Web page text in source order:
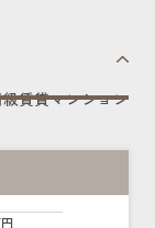
賃貸マンション